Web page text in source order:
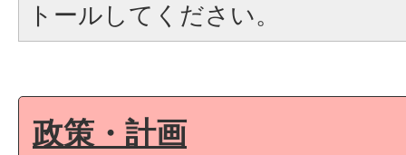
トールしてください。
政策・計画